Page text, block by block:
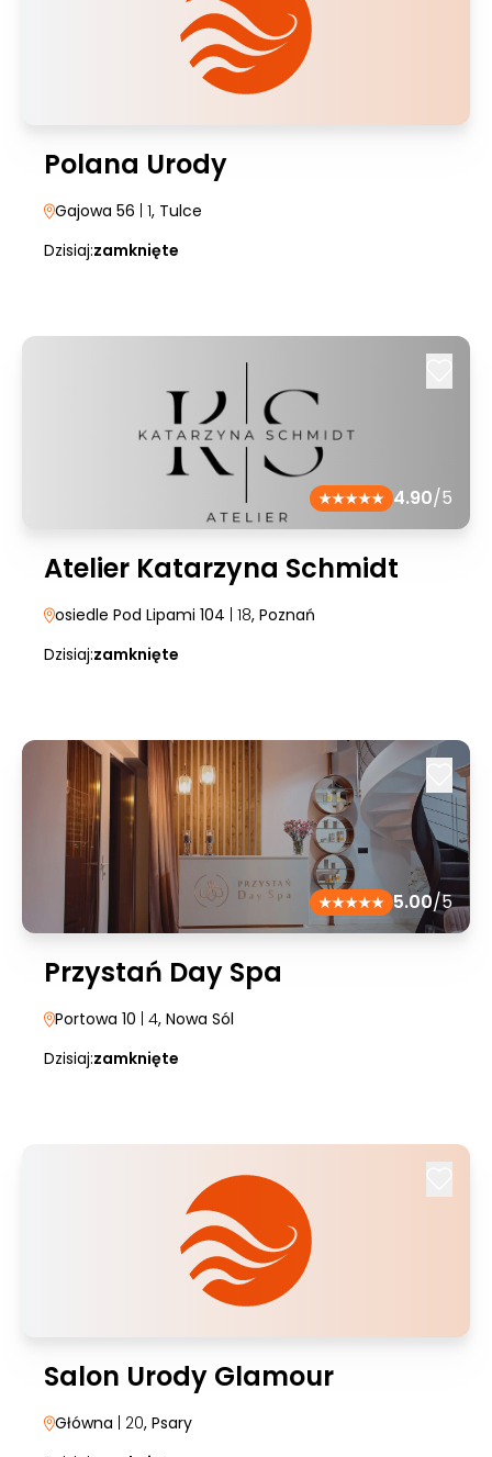
Polana Urody
Gajowa 56 | 1, Tulce
Dzisiaj:zamknięte
4.90/5
Atelier Katarzyna Schmidt
osiedle Pod Lipami 104 | 18, Poznań
Dzisiaj:zamknięte
5.00/5
Przystań Day Spa
Portowa 10 | 4, Nowa Sól
Dzisiaj:zamknięte
Salon Urody Glamour
Główna | 20, Psary